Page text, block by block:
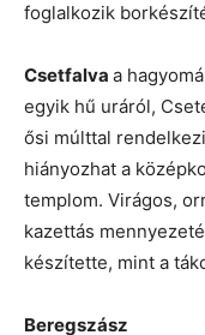
foglalkozik
Csetfalva a
egyik hű uráról,
ősi múlttal
hiányozhat a
templom. Virágos,
kazettás
készítette, mint a
Beregszász